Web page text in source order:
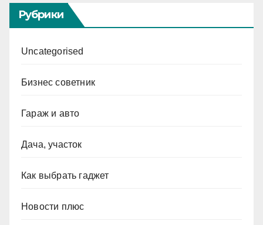
Рубрики
Uncategorised
Бизнес советник
Гараж и авто
Дача, участок
Как выбрать гаджет
Новости плюс